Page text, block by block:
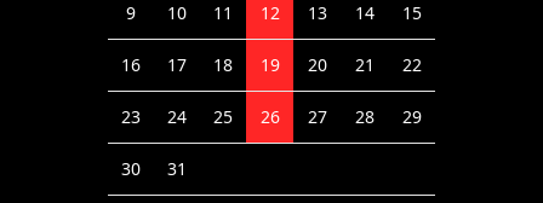
9 10 11 12 13 14 15
16 17 18 19 20 21 22
23 24 25 26 27 28 29
30 31